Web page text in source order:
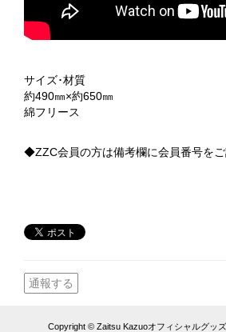
サイズ･材質
約490㎜×約650㎜
綿フリース
◆ZZC会員の方は備考欄に会員番号を
通報する
Copyright © Zaitsu Kazuoオフィシャルグッ